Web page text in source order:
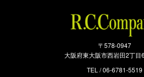
〒578-0947
大阪府東大阪市西岩田2丁目
TEL /06-6781-5519